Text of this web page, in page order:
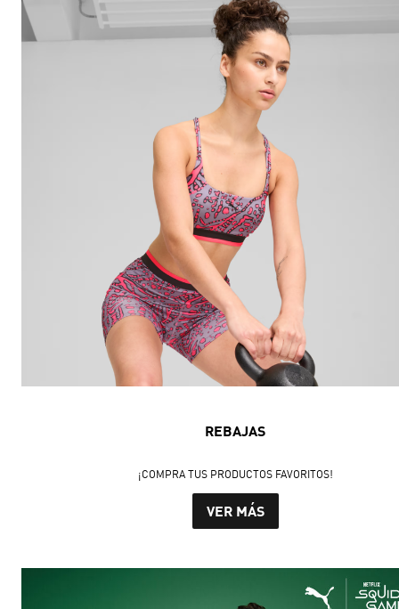
REBAJAS
¡COMPRA TUS PRODUCTOS FAVORITOS!
VER MÁS